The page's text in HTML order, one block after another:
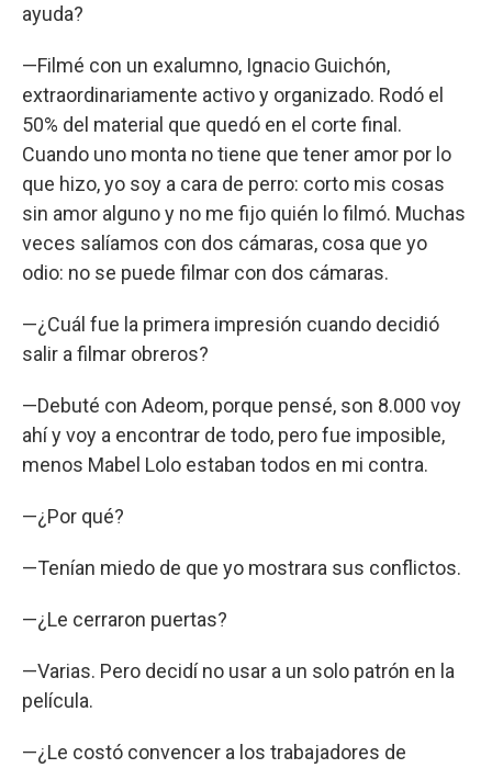
ayuda?
—Filmé con un exalumno, Ignacio Guichón,
extraordinariamente activo y organizado. Rodó el
50% del material que quedó en el corte final.
Cuando uno monta no tiene que tener amor por lo
que hizo, yo soy a cara de perro: corto mis cosas
sin amor alguno y no me fijo quién lo filmó. Muchas
veces salíamos con dos cámaras, cosa que yo
odio: no se puede filmar con dos cámaras.
—¿Cuál fue la primera impresión cuando decidió
salir a filmar obreros?
—Debuté con Adeom, porque pensé, son 8.000 voy
ahí y voy a encontrar de todo, pero fue imposible,
menos Mabel Lolo estaban todos en mi contra.
—¿Por qué?
—Tenían miedo de que yo mostrara sus conflictos.
—¿Le cerraron puertas?
—Varias. Pero decidí no usar a un solo patrón en la
película.
—¿Le costó convencer a los trabajadores de